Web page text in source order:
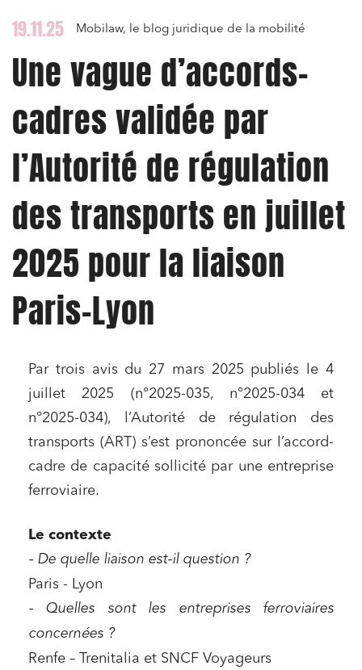
19.11.25 Mobilaw, le blog juridique de la mobilité
Une vague d’accords-
cadres validée par
l’Autorité de régulation
des transports en juillet
2025 pour la liaison
Paris-Lyon
Par trois avis du 27 mars 2025 publiés le 4
juillet 2025 (n°2025-035, n°2025-034 et
n°2025-034), l’Autorité de régulation des
transports (ART) s’est prononcée sur l’accord-
cadre de capacité sollicité par une entreprise
ferroviaire.
Le contexte
- De quelle liaison est-il question ?
Paris - Lyon
- Quelles sont les entreprises ferroviaires
concernées ?
Renfe – Trenitalia et SNCF Voyageurs